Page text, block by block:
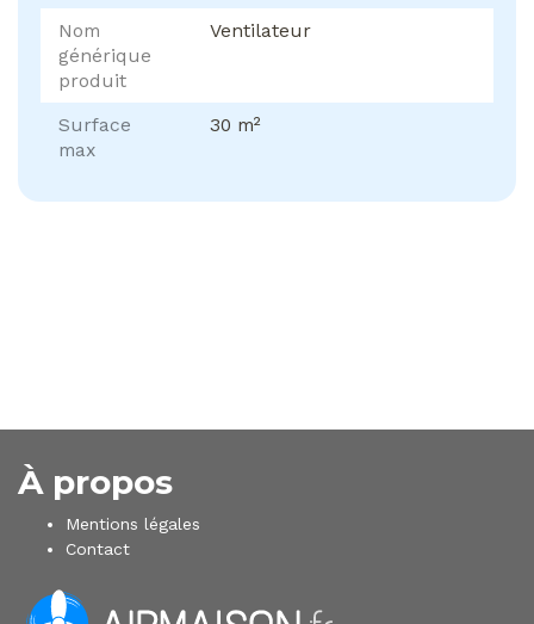
Nom
générique
produit
Ventilateur
Surface
max
30 m²
À propos
Mentions légales
Contact